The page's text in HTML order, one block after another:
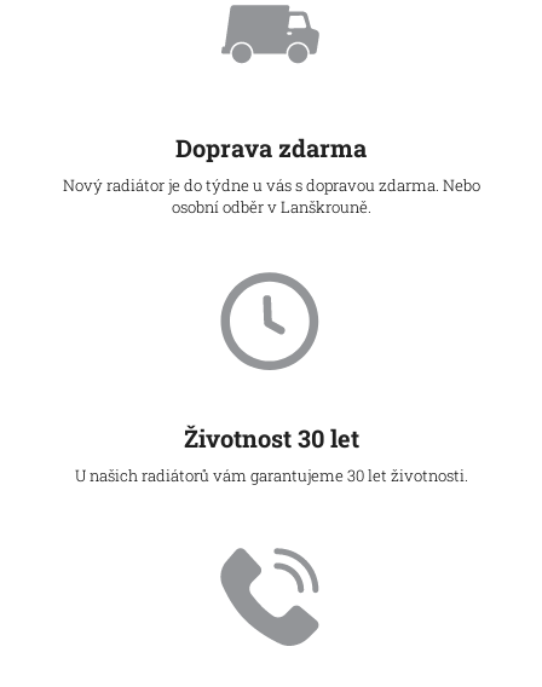
Doprava zdarma
Nový radiátor je do týdne u vás s dopravou zdarma. Nebo
osobní odběr v Lanškrouně.
Životnost 30 let
U našich radiátorů vám garantujeme 30 let životnosti.